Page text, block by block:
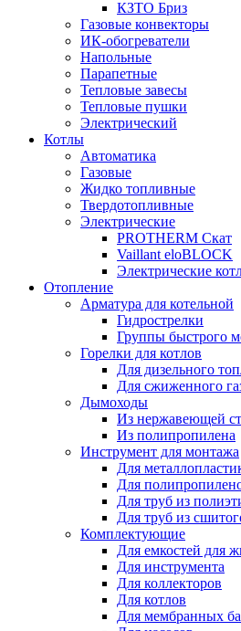
КЗТО Бриз
Газовые конвекторы
ИК-обогреватели
Напольные
Парапетные
Тепловые завесы
Тепловые пушки
Электрический
Котлы
Автоматика
Газовые
Жидко топливные
Твердотопливные
Электрические
PROTHERM Скат
Vaillant eloBLOCK
Электрические
Отопление
Арматура для котельной
Гидрострелки
Группы быстрого
Горелки для котлов
Для дизельного
Для сжиженного
Дымоходы
Из нержавеющей
Из полипропилена
Инструмент для монтажа
Для
Для
Для труб из
Для труб из
Комплектующие
Для емкостей для
Для инструмента
Для коллекторов
Для котлов
Для мембранных